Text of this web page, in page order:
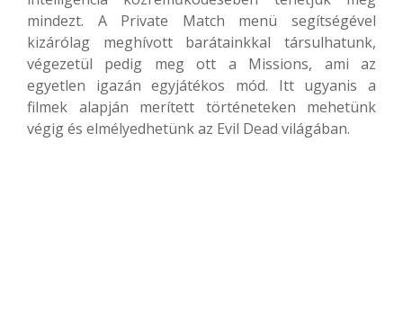
mindezt. A Private Match menü segítségével
kizárólag meghívott barátainkkal társulhatunk,
végezetül pedig meg ott a Missions, ami az
egyetlen igazán egyjátékos mód. Itt ugyanis a
filmek alapján merített történeteken mehetünk
végig és elmélyedhetünk az Evil Dead világában.